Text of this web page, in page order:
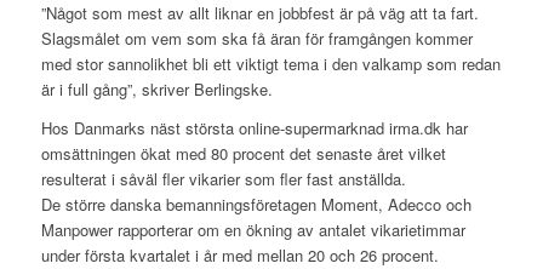
”Något som mest av allt liknar en jobbfest är på väg att ta fart.
Slagsmålet om vem som ska få äran för framgången kommer
med stor sannolikhet bli ett viktigt tema i den valkamp som redan
är i full gång”, skriver Berlingske.
Hos Danmarks näst största online-supermarknad irma.dk har
omsättningen ökat med 80 procent det senaste året vilket
resulterat i såväl fler vikarier som fler fast anställda.
De större danska bemanningsföretagen Moment, Adecco och
Manpower rapporterar om en ökning av antalet vikarietimmar
under första kvartalet i år med mellan 20 och 26 procent.